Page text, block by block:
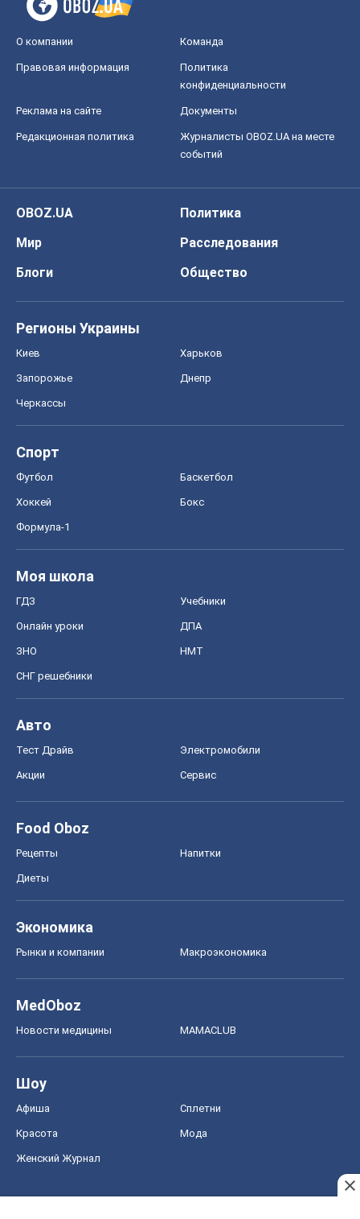
О компании Команда
Правовая информация
Политика
конфиденциальности
Реклама на сайте Документы
Редакционная политика
Журналисты OBOZ.UA на месте
событий
OBOZ.UA
Политика
Мир
Расследования
Блоги
Общество
Регионы Украины
Киев Харьков
Запорожье Днепр
Черкассы
Спорт
Футбол Баскетбол
Хоккей Бокс
Формула-1
Моя школа
ГДЗ Учебники
Онлайн уроки ДПА
ЗНО НМТ
СНГ решебники
Авто
Тест Драйв Электромобили
Акции Сервис
Food Oboz
Рецепты Напитки
Диеты
Экономика
Рынки и компании Mакроэкономика
MedOboz
Новости медицины MAMACLUB
Шоу
Афиша Сплетни
Красота Мода
Женский Журнал